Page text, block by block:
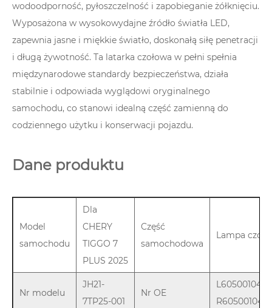
wodoodporność, pyłoszczelność i zapobieganie żółknięciu.
Wyposażona w wysokowydajne źródło światła LED,
zapewnia jasne i miękkie światło, doskonałą siłę penetracji
i długą żywotność. Ta latarka czołowa w pełni spełnia
międzynarodowe standardy bezpieczeństwa, działa
stabilnie i odpowiada wyglądowi oryginalnego
samochodu, co stanowi idealną część zamienną do
codziennego użytku i konserwacji pojazdu.
Dane produktu
Model
samochodu
Dla
CHERY
TIGGO 7
PLUS 2025
Część
samochodowa
Lampa
Nr modelu
JH21-
7TP25-001
Nr OE